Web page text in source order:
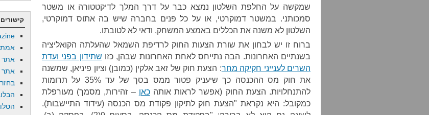
שמקשה על החלפת השלטון נמצא כבר על דרך המלך לדיקטטורה או משטר
סמכותני. במשטר דמוקרטי, או על כל פנים בחברה שיש בה אתוס דמוקרטי,
השלטון לא משנה את הכללים באמצע המשחק, ודאי לא לטובתו.
ברוח זו יש לבחון את שורת הצעות החוק לרדיפת השמאל שהעלתה הקואליציה
בשנתיים האחרונות. הבה נתייחס לאחת האחרונות שבהן, כזו שתידון בפני ועדת
השרים לענייני חקיקה מחר: הצעת חוק של זאב אלקין (כמובן) וציון פיניאן, שמשנה
את חוק מס ההכנסה כך שיעניק פטור ממס בסך של עד 35% על תרומות
להתנחלויות. הצעת החוק (אפשר לראות אותהכאן – זהירות, מסמך) מעורפלת
כמקובל: היא נקראת "הצעת חוק לתיקון פקודת מס הכנסה (עידוד התיישבות).
קישורים
אמת
אתר